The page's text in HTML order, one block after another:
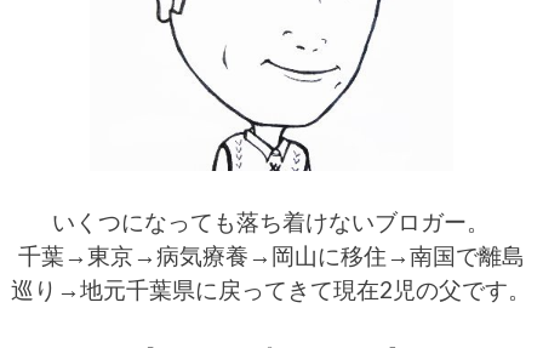
いくつになっても落ち着けないブロガー。
千葉→東京→病気療養→岡山に移住→南国で離島
巡り→地元千葉県に戻ってきて現在2児の父です。